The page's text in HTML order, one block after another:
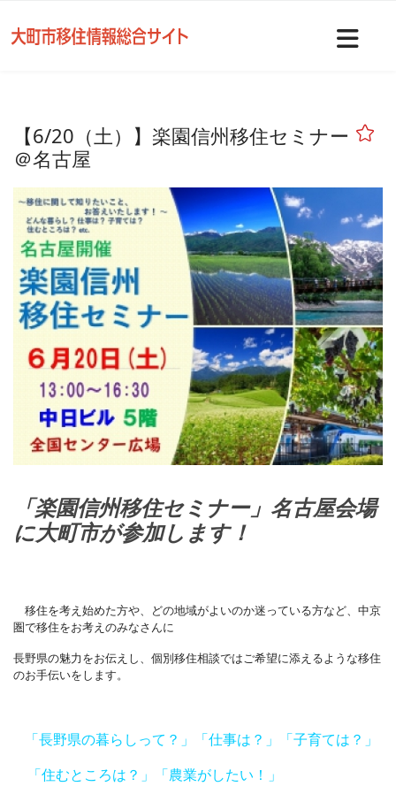
【6/20（土）】楽園信州移住セミナー
＠名古屋
「楽園信州移住セミナー」名古屋会場
に大町市が参加します！
移住を考え始めた方や、どの地域がよいのか迷っている方など、中京
圏で移住をお考えのみなさんに
長野県の魅力をお伝えし、個別移住相談ではご希望に添えるような移住
のお手伝いをします。
「長野県の暮らしって？」「仕事は？」「子育ては？」
「住むところは？」「農業がしたい！」